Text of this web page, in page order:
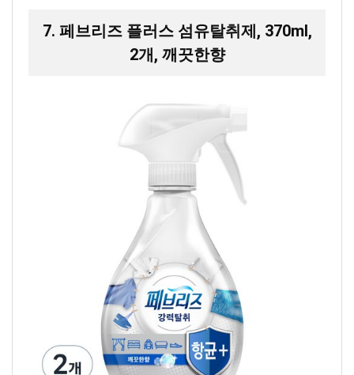
7. 페브리즈 플러스 섬유탈취제, 370ml,
2개, 깨끗한향